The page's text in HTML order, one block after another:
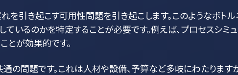
を引き起こす可用性問題を引き起こします。このようなボト
いるのかを特定することが必要です。例えば、プロセスシミ
とが効果的です。
の問題です。これは人材や設備、予算など多岐にわたります